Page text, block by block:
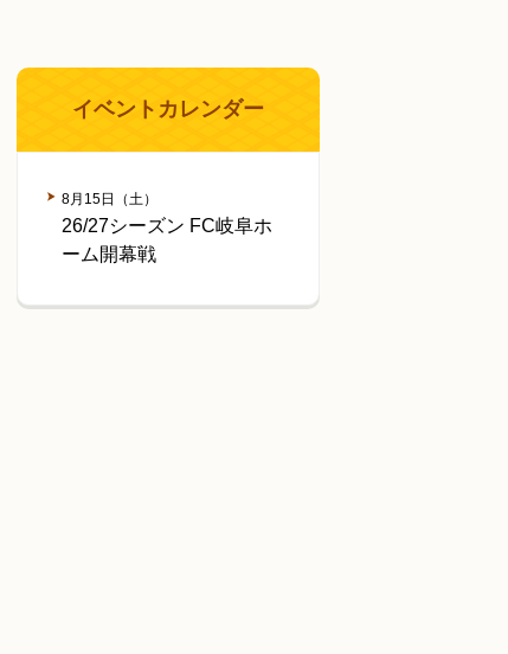
イベントカレンダー
8月15日（土）
26/27シーズン FC岐阜ホ
ーム開幕戦